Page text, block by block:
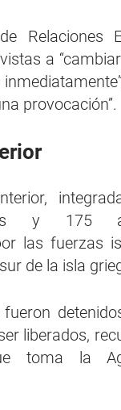
Relaciones
a
provocación”.
y 175
las fuerzas
de la isla
liberados,
toma la